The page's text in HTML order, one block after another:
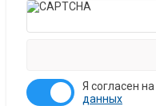
Я согласен на
данных